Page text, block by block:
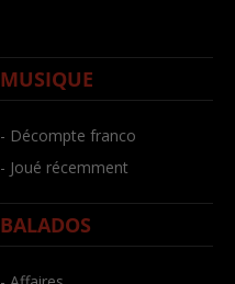
MUSIQUE
- Décompte franco
- Joué récemment
BALADOS